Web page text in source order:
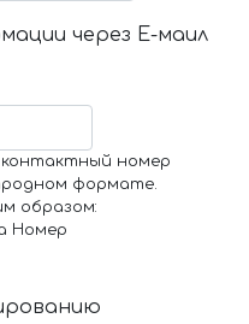
через Е-маил
номер
формате.
образом:
Номер